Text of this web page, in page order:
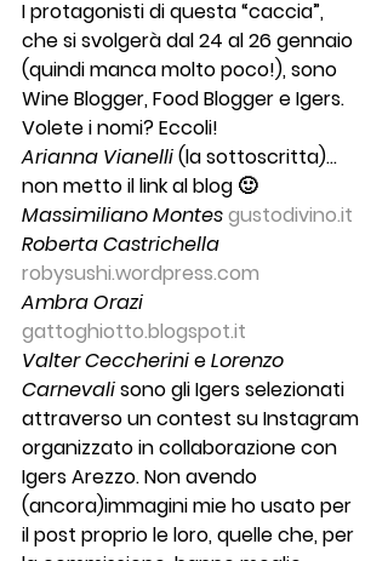
I protagonisti di questa “caccia”,
che si svolgerà dal 24 al 26 gennaio
(quindi manca molto poco!), sono
Wine Blogger, Food Blogger e Igers.
Volete i nomi? Eccoli!
Arianna Vianelli(la sottoscritta)…
non metto il link al blog 🙂
Massimiliano Montesgustodivino.it
Roberta Castrichella
robysushi.wordpress.com
Ambra Orazi
gattoghiotto.blogspot.it
Valter Ceccherinie Lorenzo
Carnevalisono gli Igers selezionati
attraverso un contest su Instagram
organizzato in collaborazione con
Igers Arezzo. Non avendo
(ancora)immagini mie ho usato per
il post proprio le loro, quelle che, per